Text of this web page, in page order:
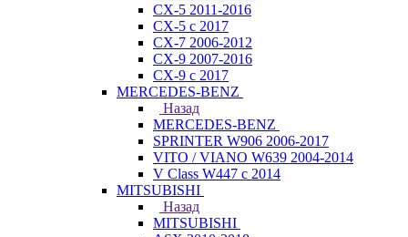
CX-5 2011-2016
CX-5 с 2017
CX-7 2006-2012
CX-9 2007-2016
CX-9 с 2017
MERCEDES-BENZ
Назад
MERCEDES-BENZ
SPRINTER W906 2006-2017
VITO / VIANO W639 2004-2014
V Class W447 с 2014
MITSUBISHI
Назад
MITSUBISHI